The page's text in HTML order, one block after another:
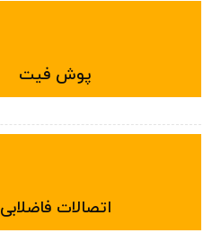
پوش فیت
اتصالات فاضلابی